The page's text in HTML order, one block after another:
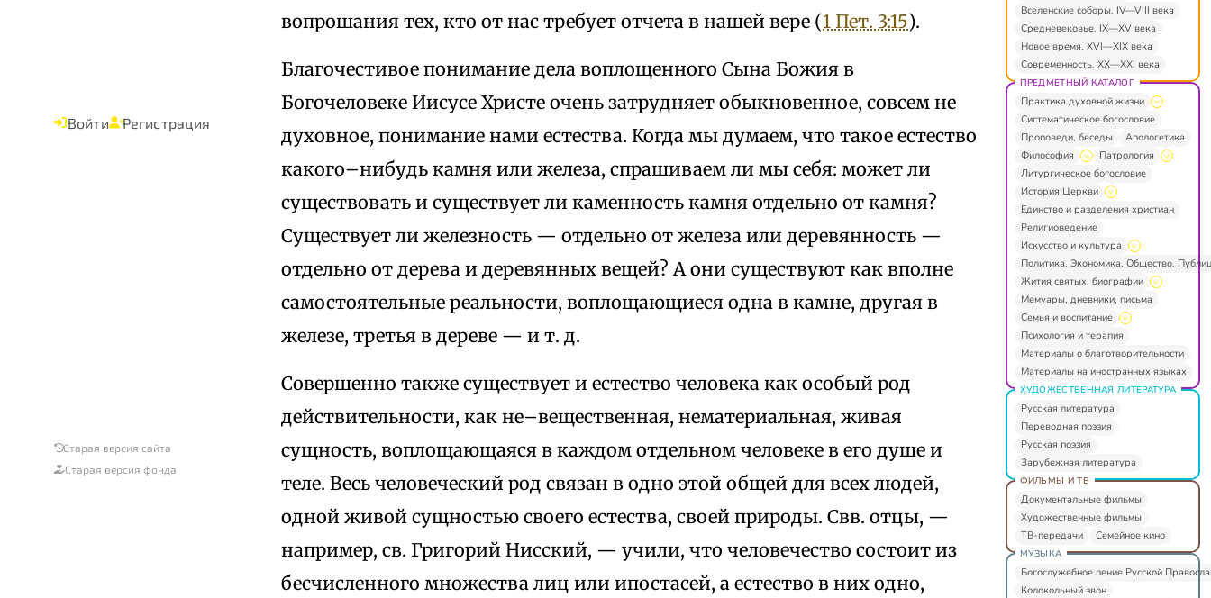
Войти Регистрация
Старая версия сайта
Старая версия фонда
вопрошания тех, кто от нас требует отчета в нашей вере (1 Пет. 3:15).
Благочестивое понимание дела воплощенного Сына Божия в
Богочеловеке Иисусе Христе очень затрудняет обыкновенное, совсем не
духовное, понимание нами естества. Когда мы думаем, что такое естество
какого–нибудь камня или железа, спрашиваем ли мы себя: может ли
существовать и существует ли каменность камня отдельно от камня?
Существует ли железность — отдельно от железа или деревянность —
отдельно от дерева и деревянных вещей? А они существуют как вполне
самостоятельные реальности, воплощающиеся одна в камне, другая в
железе, третья в дереве — и т. д.
Совершенно также существует и естество человека как особый род
действительности, как не–вещественная, нематериальная, живая
сущность, воплощающаяся в каждом отдельном человеке в его душе и
теле. Весь человеческий род связан в одно этой общей для всех людей,
одной живой сущностью своего естества, своей природы. Свв. отцы, —
например, св. Григорий Нисский, — учили, что человечество состоит из
бесчисленного множества лиц или ипостасей, а естество в них одно,
Вселенские соборы. IV—VIII века
Средневековье. IX—XV века
Новое время. XVI—XIX века
Современность. XX—XXI века
ПРЕДМЕТНЫЙ КАТАЛОГ
Практика духовной жизни
Систематическое богословие
Проповеди, беседы
Апологетика
Философия
Патрология
Литургическое богословие
История Церкви
Единство и разделения христиан
Религиоведение
Искусство и культура
Политика. Экономика. Общество.
Жития святых, биографии
Мемуары, дневники, письма
Семья и воспитание
Психология и терапия
Материалы о благотворительности
Материалы на иностранных языках
ХУДОЖЕСТВЕННАЯ ЛИТЕРАТУРА
Русская литература
Переводная поэзия
Русская поэзия
Зарубежная литература
ФИЛЬМЫ И ТВ
Документальные фильмы
Художественные фильмы
ТВ-передачи
Семейное кино
МУЗЫКА
Богослужебное пение Русской
Колокольный звон